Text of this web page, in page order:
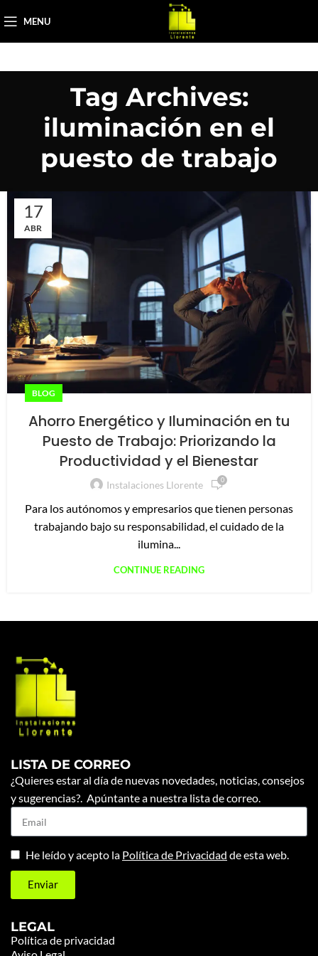
MENU
Tag Archives:
iluminación en el
puesto de trabajo
17
ABR
BLOG
Ahorro Energético y Iluminación en tu
Puesto de Trabajo: Priorizando la
Productividad y el Bienestar
Instalaciones Llorente 0
Para los autónomos y empresarios que tienen personas
trabajando bajo su responsabilidad, el cuidado de la
ilumina...
CONTINUE READING
LISTA DE CORREO
¿Quieres estar al día de nuevas novedades, noticias, consejos
y sugerencias?. Apúntante a nuestra lista de correo.
He leído y acepto la Política de Privacidad de esta web.
Enviar
LEGAL
Política de privacidad